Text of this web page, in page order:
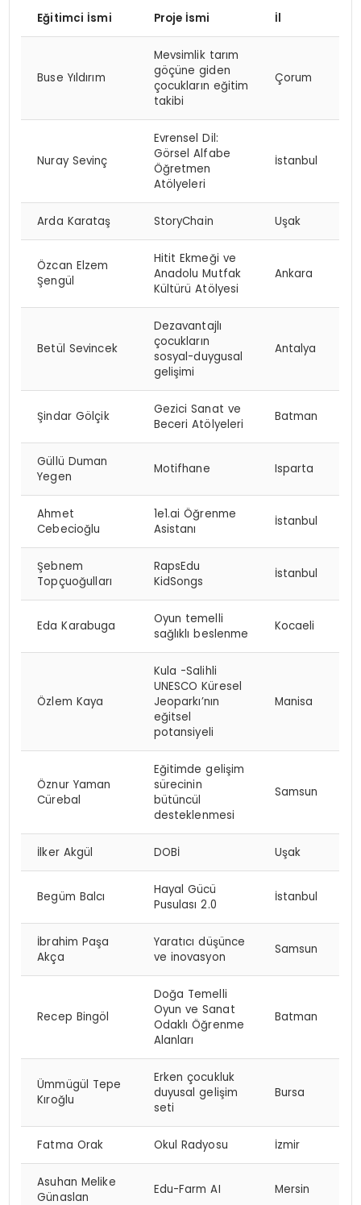
Eğitimci İsmi Proje İsmi İl
Buse Yıldırım
Mevsimlik tarım
göçüne giden
çocukların eğitim
takibi
Çorum
Nuray Sevinç
Evrensel Dil:
Görsel Alfabe
Öğretmen
Atölyeleri
İstanbul
Arda Karataş StoryChain Uşak
Özcan Elzem
Şengül
Hitit Ekmeği ve
Anadolu Mutfak
Kültürü Atölyesi
Ankara
Betül Sevincek
Dezavantajlı
çocukların
sosyal-duygusal
gelişimi
Antalya
Şindar Gölçik
Gezici Sanat ve
Beceri Atölyeleri
Batman
Güllü Duman
Yegen
Motifhane Isparta
Ahmet
Cebecioğlu
1e1.ai Öğrenme
Asistanı
İstanbul
Şebnem
Topçuoğulları
RapsEdu
KidSongs
İstanbul
Eda Karabuga
Oyun temelli
sağlıklı beslenme
Kocaeli
Özlem Kaya
Kula -Salihli
UNESCO Küresel
Jeoparkı’nın
eğitsel
potansiyeli
Manisa
Öznur Yaman
Cürebal
Eğitimde gelişim
sürecinin
bütüncül
desteklenmesi
Samsun
İlker Akgül DOBİ Uşak
Begüm Balcı
Hayal Gücü
Pusulası 2.0
İstanbul
İbrahim Paşa
Akça
Yaratıcı düşünce
ve inovasyon
Samsun
Recep Bingöl
Doğa Temelli
Oyun ve Sanat
Odaklı Öğrenme
Alanları
Batman
Ümmügül Tepe
Kıroğlu
Erken çocukluk
duyusal gelişim
seti
Bursa
Fatma Orak Okul Radyosu İzmir
Asuhan Melike
Günaslan
Edu-Farm AI Mersin